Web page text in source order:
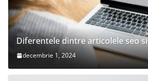
Diferentele dintre articolele seo
decembrie 1, 2024